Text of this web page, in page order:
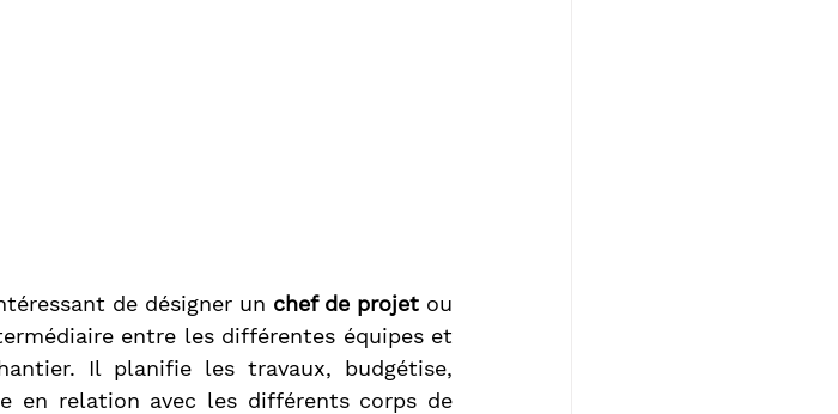
de désigner un chef de projet ou
entre les différentes équipes et
Il planifie les travaux, budgétise,
en relation avec les différents corps de